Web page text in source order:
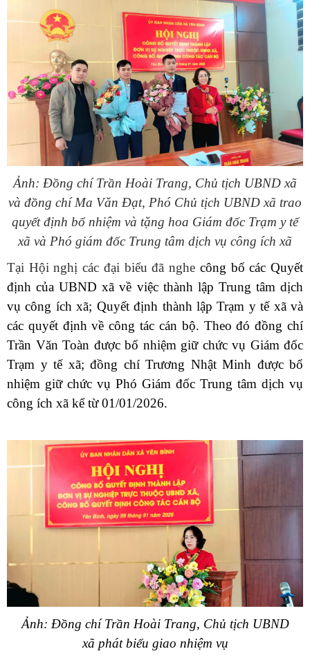
Ảnh: Đồng chí Trần Hoài Trang, Chủ tịch UBND xã
và đồng chí Ma Văn Đạt, Phó Chủ tịch UBND xã trao
quyết định bổ nhiệm và tặng hoa Giám đốc Trạm y tế
xã và Phó giám đốc Trung tâm dịch vụ công ích xã
Tại Hội nghị các đại biểu đã nghe công bố các Quyết
định của UBND xã về việc thành lập Trung tâm dịch
vụ công ích xã; Quyết định thành lập Trạm y tế xãvà
các quyết định về công tác cán bộ. Theo đó đồng chí
Trần Văn Toàn được bổ nhiệm giữ chức vụ Giám đốc
Trạm y tế xã; đồng chí Trương Nhật Minh được bổ
nhiệm giữ chức vụ Phó Giám đốc Trung tâm dịch vụ
công ích xã kể từ 01/01/2026.
Ảnh: Đồng chí Trần Hoài Trang, Chủ tịch UBND
xã phát biểu giao nhiệm vụ